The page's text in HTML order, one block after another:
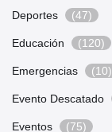
Deportes (47)
Educación (120)
Emergencias (10)
Evento Descatado
Eventos (75)